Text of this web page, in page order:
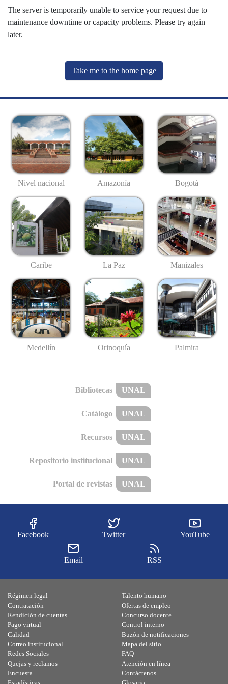
The server is temporarily unable to service your request due to
maintenance downtime or capacity problems. Please try again
later.
Take me to the home page
Nivel nacional Amazonía Bogotá
Caribe La Paz Manizales
Medellín Orinoquía Palmira
Bibliotecas UNAL
Catálogo UNAL
Recursos UNAL
Repositorio institucional UNAL
Portal de revistas UNAL
Facebook Twitter YouTube
Email RSS
Régimen legal
Contratación
Rendición de cuentas
Pago virtual
Calidad
Talento humano
Ofertas de empleo
Concurso docente
Control interno
Buzón de notificaciones
Correo institucional
Redes Sociales
Quejas y reclamos
Encuesta
Mapa del sitio
FAQ
Atención en línea
Contáctenos